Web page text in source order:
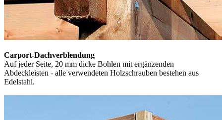
Carport-Dachverblendung
Auf jeder Seite, 20 mm dicke Bohlen mit ergänzenden
Abdeckleisten - alle verwendeten Holzschrauben bestehen aus
Edelstahl.